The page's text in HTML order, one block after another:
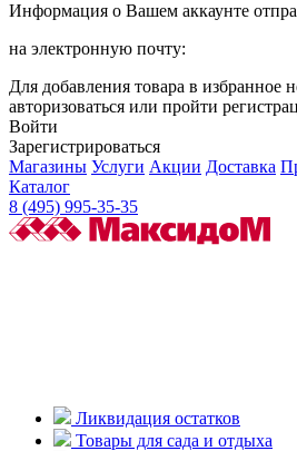
Информация о Вашем аккаунте
на электронную почту:
Для добавления товара в избранное
авторизоваться или пройти
Войти
Зарегистрироваться
Магазины Услуги Акции Доставка
Каталог
8 (495) 995-35-35
Ликвидация остатков
Товары для сада и отдыха